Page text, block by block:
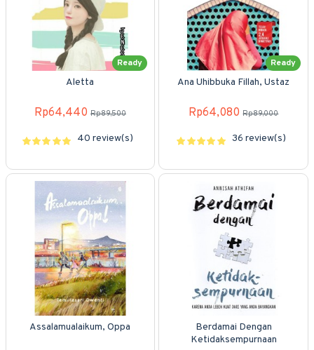
Ready
Aletta
Rp64,440 Rp89,500
40 review(s)
Ready
Ana Uhibbuka Fillah, Ustaz
Rp64,080 Rp89,000
36 review(s)
Assalamualaikum, Oppa
Berdamai Dengan
Ketidaksempurnaan